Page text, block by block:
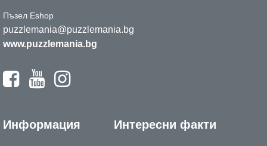
Пъзел Eshop
puzzlemania@puzzlemania.bg
www.puzzlemania.bg
Информация Интересни факти